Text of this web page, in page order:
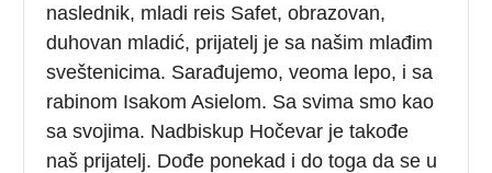
naslednik, mladi reis Safet, obrazovan,
duhovan mladić, prijatelj je sa našim mlađim
sveštenicima. Sarađujemo, veoma lepo, i sa
rabinom Isakom Asielom. Sa svima smo kao
sa svojima. Nadbiskup Hočevar je takođe
naš prijatelj. Dođe ponekad i do toga da se u